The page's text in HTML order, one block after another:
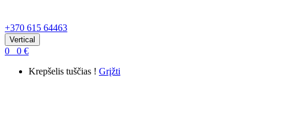
+370 615 64463
Vertical
0 0 €
Krepšelis tuščias ! Grįžti